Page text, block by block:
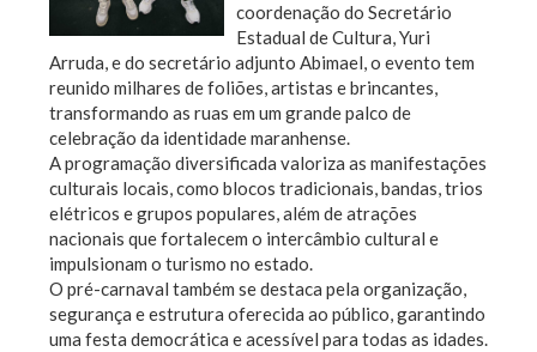
coordenação do Secretário
Estadual de Cultura, Yuri
Arruda, e do secretário adjunto Abimael, o evento tem
reunido milhares de foliões, artistas e brincantes,
transformando as ruas em um grande palco de
celebração da identidade maranhense.
A programação diversificada valoriza as manifestações
culturais locais, como blocos tradicionais, bandas, trios
elétricos e grupos populares, além de atrações
nacionais que fortalecem o intercâmbio cultural e
impulsionam o turismo no estado.
O pré-carnaval também se destaca pela organização,
segurança e estrutura oferecida ao público, garantindo
uma festa democrática e acessível para todas as idades.